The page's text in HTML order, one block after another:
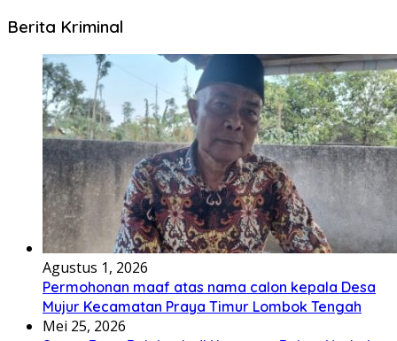
Berita Kriminal
Agustus 1, 2026
Permohonan maaf atas nama calon kepala Desa
Mujur Kecamatan Praya Timur Lombok Tengah
Mei 25, 2026